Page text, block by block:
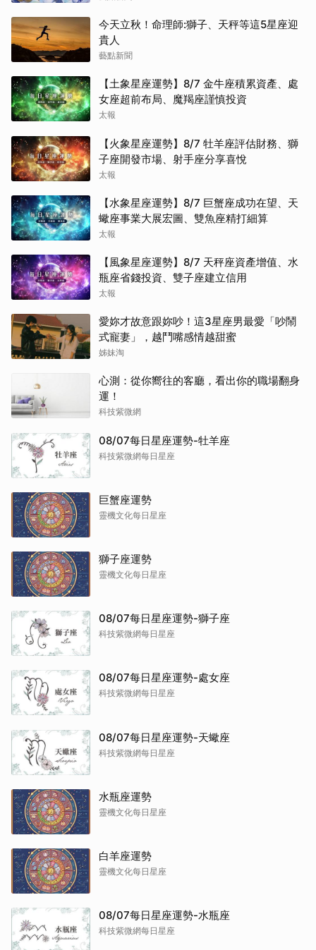
今天立秋！命理師:獅子、天秤等這5星座迎
貴人
藝點新聞
【土象星座運勢】8/7 金牛座積累資產、處
女座超前布局、魔羯座謹慎投資
太報
【火象星座運勢】8/7 牡羊座評估財務、獅
子座開發市場、射手座分享喜悅
太報
【水象星座運勢】8/7 巨蟹座成功在望、天
蠍座事業大展宏圖、雙魚座精打細算
太報
【風象星座運勢】8/7 天秤座資產增值、水
瓶座省錢投資、雙子座建立信用
太報
愛妳才故意跟妳吵！這3星座男最愛「吵鬧
式寵妻」，越鬥嘴感情越甜蜜
姊妹淘
心測：從你嚮往的客廳，看出你的職場翻身
運！
科技紫微網
08/07每日星座運勢-牡羊座
科技紫微網每日星座
巨蟹座運勢
靈機文化每日星座
獅子座運勢
靈機文化每日星座
08/07每日星座運勢-獅子座
科技紫微網每日星座
08/07每日星座運勢-處女座
科技紫微網每日星座
08/07每日星座運勢-天蠍座
科技紫微網每日星座
水瓶座運勢
靈機文化每日星座
白羊座運勢
靈機文化每日星座
08/07每日星座運勢-水瓶座
科技紫微網每日星座